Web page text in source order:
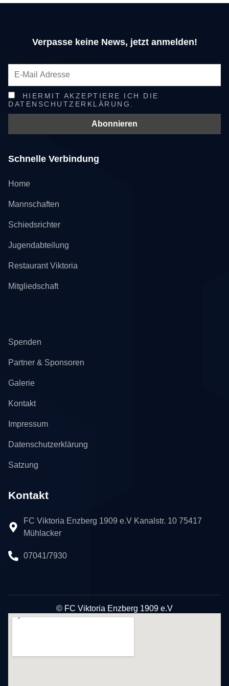
Verpasse keine News, jetzt anmelden!
HIERMIT AKZEPTIERE ICH DIE
DATENSCHUTZERKLÄRUNG.
Schnelle Verbindung
Home
Mannschaften
Schiedsrichter
Jugendabteilung
Restaurant Viktoria
Mitgliedschaft
Spenden
Partner & Sponsoren
Galerie
Kontakt
Impressum
Datenschutzerklärung
Satzung
Kontakt
FC Viktoria Enzberg 1909 e.V Kanalstr. 10 75417
Mühlacker
07041/7930
© FC Viktoria Enzberg 1909 e.V